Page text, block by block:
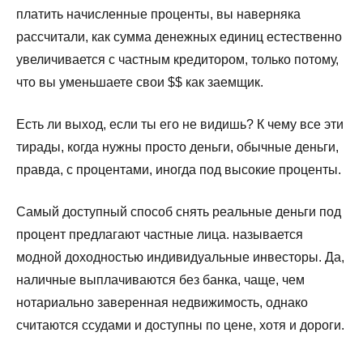
платить начисленные проценты, вы наверняка
рассчитали, как сумма денежных единиц естественно
увеличивается с частным кредитором, только потому,
что вы уменьшаете свои $$ как заемщик.
Есть ли выход, если ты его не видишь? К чему все эти
тирады, когда нужны просто деньги, обычные деньги,
правда, с процентами, иногда под высокие проценты.
Самый доступный способ снять реальные деньги под
процент предлагают частные лица. называется
модной доходностью индивидуальные инвесторы. Да,
наличные выплачиваются без банка, чаще, чем
нотариально заверенная недвижимость, однако
считаются ссудами и доступны по цене, хотя и дороги.